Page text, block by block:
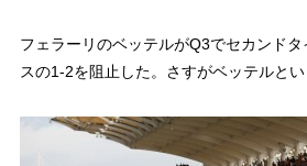
フェラーリのベッテルがQ3でセカンド
スの1-2を阻止した。さすがベッテルとい